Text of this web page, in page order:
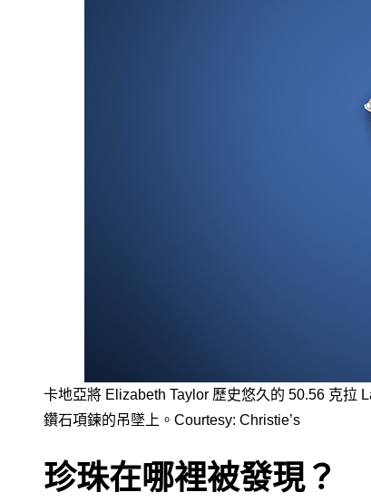
卡地亞將 Elizabeth Taylor 歷史悠久的 50.56 克拉
鑽石項鍊的吊墜上。Courtesy: Christie’s
珍珠在哪裡被發現？